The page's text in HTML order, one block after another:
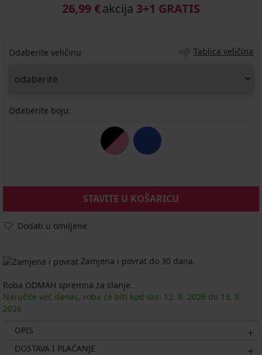
26,99 €akcija 3+1 GRATIS
Odaberite veličinu Tablica veličina
Odaberite boju:
STAVITE U KOŠARICU
Dodati u omiljene
Zamjena i povrat do 30 dana.
Roba ODMAH spremna za slanje.
Naručite već danas, roba će biti kod vas: 12. 8. 2026 do 13. 8.
2026
OPIS
DOSTAVA I PLAĆANJE